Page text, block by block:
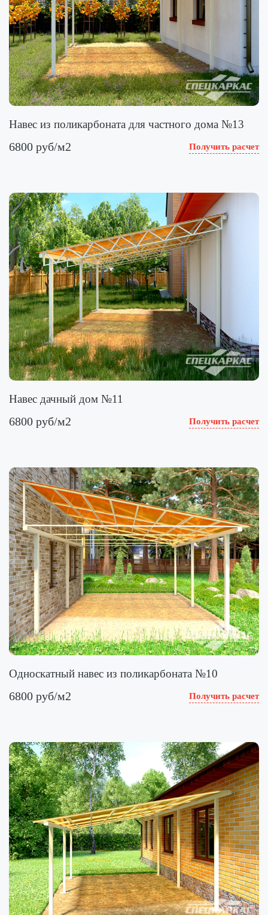
Навес из поликарбоната для частного дома №13
6800 руб/м2 Получить расчет
Навес дачный дом №11
6800 руб/м2 Получить расчет
Односкатный навес из поликарбоната №10
6800 руб/м2 Получить расчет